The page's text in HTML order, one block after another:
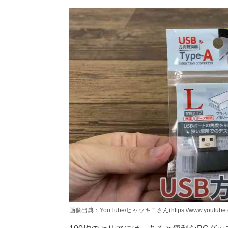
画像出典：YouTube/ヒャッキニさん(https://